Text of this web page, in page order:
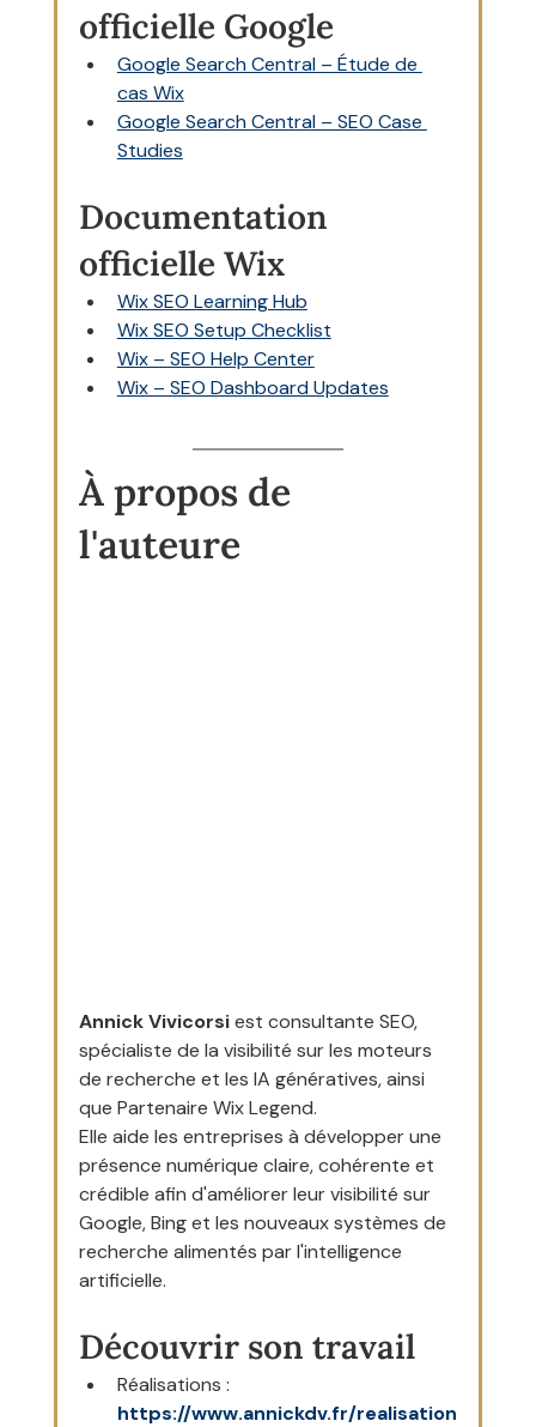
officielle Google
Google Search Central – Étude de
cas Wix
Google Search Central – SEO Case
Studies
Documentation
officielle Wix
Wix SEO Learning Hub
Wix SEO Setup Checklist
Wix – SEO Help Center
Wix – SEO Dashboard Updates
À propos de
l'auteure
Annick Vivicorsi est consultante SEO,
spécialiste de la visibilité sur les moteurs
de recherche et les IA génératives, ainsi
que Partenaire Wix Legend.
Elle aide les entreprises à développer une
présence numérique claire, cohérente et
crédible afin d'améliorer leur visibilité sur
Google, Bing et les nouveaux systèmes de
recherche alimentés par l'intelligence
artificielle.
Découvrir son travail
Réalisations :
https://www.annickdv.fr/realisation